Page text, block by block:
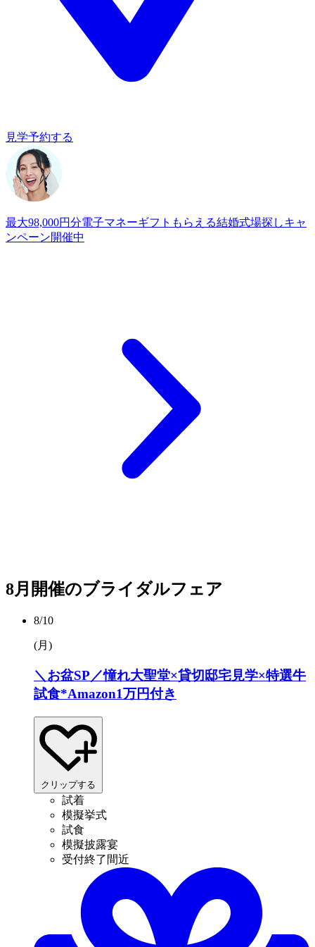
見学予約する
最大98,000円分電子マネーギフトもらえる結婚式場探しキャ
ンペーン開催中
8月開催のブライダルフェア
8/10
(月 )
＼お盆SP／憧れ大聖堂×貸切邸宅見学×特選牛
試食*Amazon1万円付き
クリップする
試着
模擬挙式
試食
模擬披露宴
受付終了間近